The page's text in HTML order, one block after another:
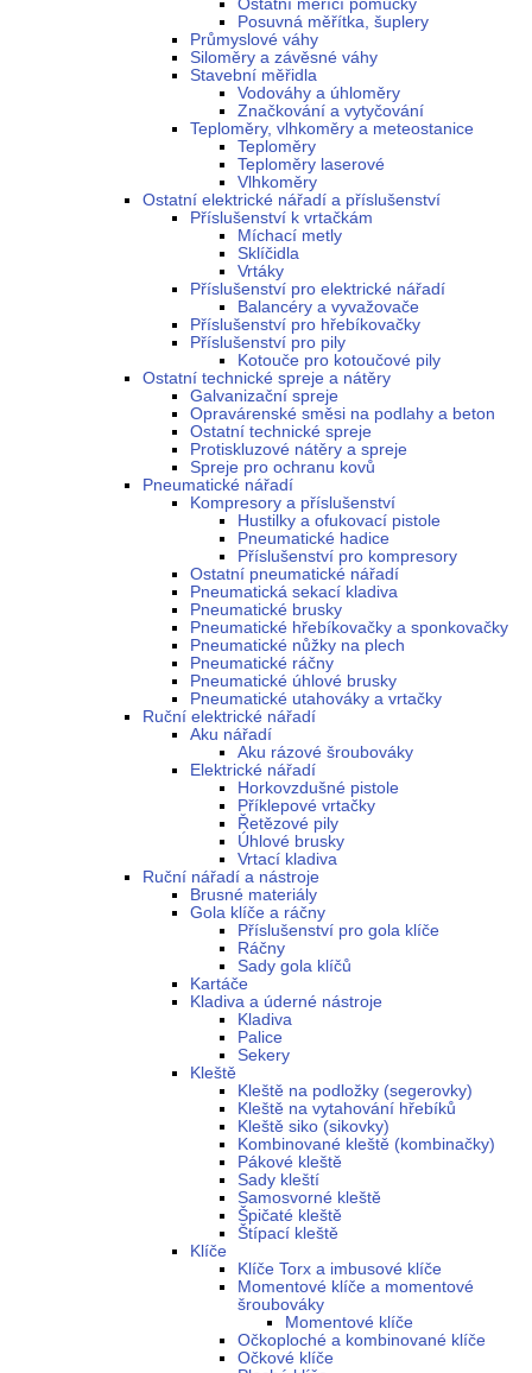
Ostatní měřící pomůcky
Posuvná měřítka, šuplery
Průmyslové váhy
Siloměry a závěsné váhy
Stavební měřidla
Vodováhy a úhloměry
Značkování a vytyčování
Teploměry, vlhkoměry a meteostanice
Teploměry
Teploměry laserové
Vlhkoměry
Ostatní elektrické nářadí a příslušenství
Příslušenství k vrtačkám
Míchací metly
Sklíčidla
Vrtáky
Příslušenství pro elektrické nářadí
Balancéry a vyvažovače
Příslušenství pro hřebíkovačky
Příslušenství pro pily
Kotouče pro kotoučové pily
Ostatní technické spreje a nátěry
Galvanizační spreje
Opravárenské směsi na podlahy a beton
Ostatní technické spreje
Protiskluzové nátěry a spreje
Spreje pro ochranu kovů
Pneumatické nářadí
Kompresory a příslušenství
Hustilky a ofukovací pistole
Pneumatické hadice
Příslušenství pro kompresory
Ostatní pneumatické nářadí
Pneumatická sekací kladiva
Pneumatické brusky
Pneumatické hřebíkovačky a sponkovačky
Pneumatické nůžky na plech
Pneumatické ráčny
Pneumatické úhlové brusky
Pneumatické utahováky a vrtačky
Ruční elektrické nářadí
Aku nářadí
Aku rázové šroubováky
Elektrické nářadí
Horkovzdušné pistole
Příklepové vrtačky
Řetězové pily
Úhlové brusky
Vrtací kladiva
Ruční nářadí a nástroje
Brusné materiály
Gola klíče a ráčny
Příslušenství pro gola klíče
Ráčny
Sady gola klíčů
Kartáče
Kladiva a úderné nástroje
Kladiva
Palice
Sekery
Kleště
Kleště na podložky (segerovky)
Kleště na vytahování hřebíků
Kleště siko (sikovky)
Kombinované kleště (kombinačky)
Pákové kleště
Sady kleští
Samosvorné kleště
Špičaté kleště
Štípací kleště
Klíče
Klíče Torx a imbusové klíče
Momentové klíče a momentové
šroubováky
Momentové klíče
Očkoploché a kombinované klíče
Očkové klíče